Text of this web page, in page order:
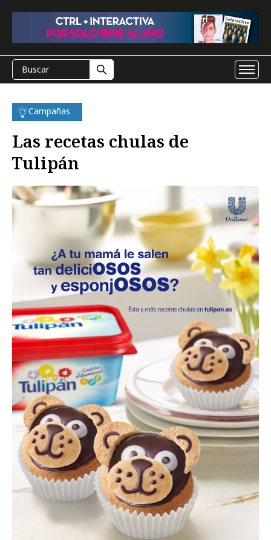
Campañas
Las recetas chulas de
Tulipán